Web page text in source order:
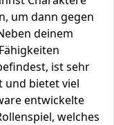
um dann gegen
deinem
ist sehr
und bietet viel
entwickelte
welches